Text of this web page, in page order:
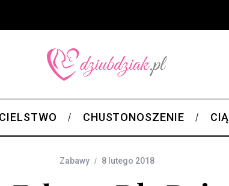
CHUSTONOSZENIE
Zabawy 8 lutego 2018